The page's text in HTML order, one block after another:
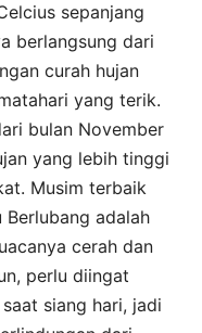
sepanjang
berlangsung dari
curah hujan
yang terik.
bulan November
yang lebih tinggi
Musim terbaik
Berlubang adalah
cerah dan
perlu diingat
siang hari, jadi